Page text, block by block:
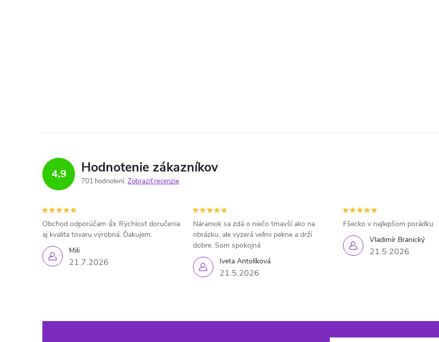
4,9 Hodnotenie zákazníkov
701 hodnotení Zobraziť recenzie
Mili
21.7.2026
Obchod odporúčam 👍. Rýchlosť doručenia
aj kvalita tovaru výrobná. Ďakujem.
Iveta Antolíková
21.5.2026
Náramok sa zdá o niečo tmavší ako na
obrázku, ale vyzerá veľmi pekne a drží
dobre. Som spokojná
Vladimír Branický
21.5.2026
Fšecko v najlepšom porádku